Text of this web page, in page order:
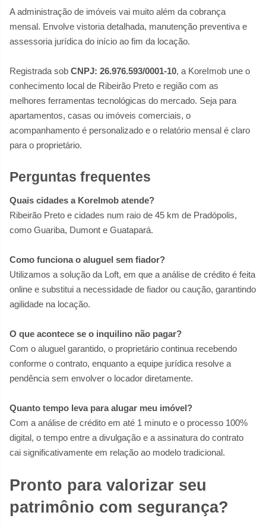
A administração de imóveis vai muito além da cobrança
mensal. Envolve vistoria detalhada, manutenção preventiva e
assessoria jurídica do início ao fim da locação.
Registrada sob CNPJ: 26.976.593/0001-10, a KoreImob une o
conhecimento local de Ribeirão Preto e região com as
melhores ferramentas tecnológicas do mercado. Seja para
apartamentos, casas ou imóveis comerciais, o
acompanhamento é personalizado e o relatório mensal é claro
para o proprietário.
Perguntas frequentes
Quais cidades a KoreImob atende?
Ribeirão Preto e cidades num raio de 45 km de Pradópolis,
como Guariba, Dumont e Guatapará.
Como funciona o aluguel sem fiador?
Utilizamos a solução da Loft, em que a análise de crédito é feita
online e substitui a necessidade de fiador ou caução, garantindo
agilidade na locação.
O que acontece se o inquilino não pagar?
Com o aluguel garantido, o proprietário continua recebendo
conforme o contrato, enquanto a equipe jurídica resolve a
pendência sem envolver o locador diretamente.
Quanto tempo leva para alugar meu imóvel?
Com a análise de crédito em até 1 minuto e o processo 100%
digital, o tempo entre a divulgação e a assinatura do contrato
cai significativamente em relação ao modelo tradicional.
Pronto para valorizar seu
patrimônio com segurança?